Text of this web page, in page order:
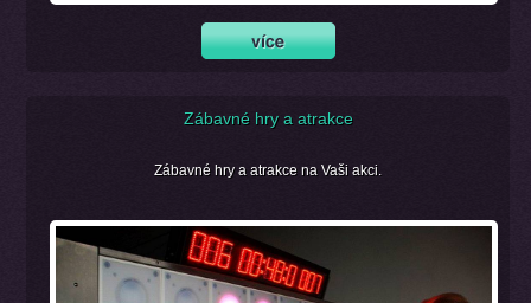
Zábavné hry a atrakce
Zábavné hry a atrakce na Vaši akci.